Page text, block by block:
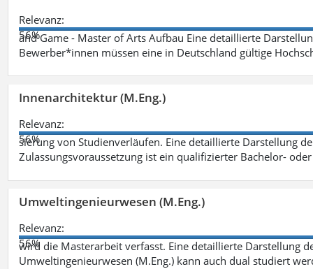
Relevanz:
56%
and Game - Master of Arts Aufbau Eine detaillierte
Bewerber*innen müssen eine in Deutschland gültige
Innenarchitektur (M.Eng.)
Relevanz:
56%
sierung von Studienverläufen. Eine detaillierte Darstellung
Zulassungsvoraussetzung ist ein qualifizierter Bachelor-
Umweltingenieurwesen (M.Eng.)
Relevanz:
56%
wird die Masterarbeit verfasst. Eine detaillierte Darstellung
Umweltingenieurwesen (M.Eng.) kann auch dual studiert